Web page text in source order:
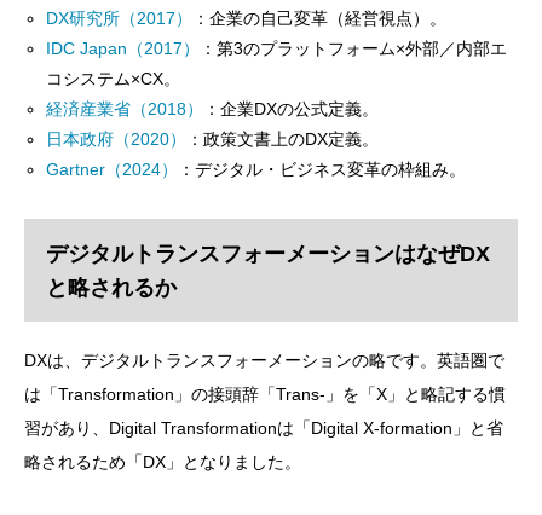
DX研究所（2017）
：企業の自己変革（経営視点）。
IDC Japan（2017）
：第3のプラットフォーム×外部／内部エ
コシステム×CX。
経済産業省（2018）
：企業DXの公式定義。
日本政府（2020）
：政策文書上のDX定義。
Gartner（2024）
：デジタル・ビジネス変革の枠組み。
デジタルトランスフォーメーションはなぜDX
と略されるか
DXは、デジタルトランスフォーメーションの略です。英語圏で
は「Transformation」の接頭辞「Trans-」を「X」と略記する慣
習があり、Digital Transformationは「Digital X-formation」と省
略されるため「DX」となりました。